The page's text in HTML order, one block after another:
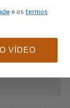
e ostermos
VÍDEO